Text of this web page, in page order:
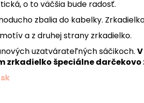
o to väčšia bude radosť.
zbalia do kabelky.
a z druhej strany zrkadielko.
uzatvárateľných sáčikoch.
zrkadielko špeciálne